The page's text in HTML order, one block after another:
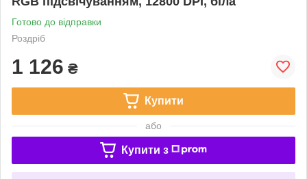
Готово до відправки
Роздріб
1 126 ₴
Купити
або
Купити з